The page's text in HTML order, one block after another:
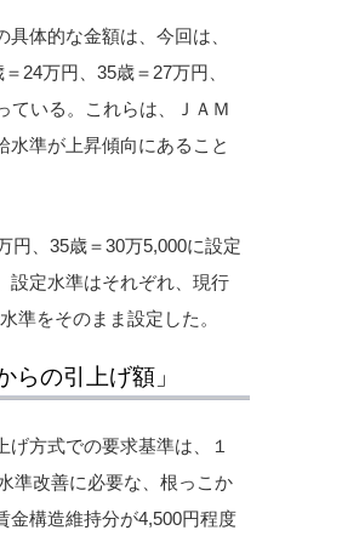
体的な金額は、今回は、
24万円、35歳＝27万円、
ている。これらは、ＪＡＭ
水準が上昇傾向にあること
円、35歳＝30万5,000に設定
設定水準はそれぞれ、現行
準をそのまま設定した。
らの引上げ額」
方式での要求基準は、１
準改善に必要な、根っこか
金構造維持分が4,500円程度